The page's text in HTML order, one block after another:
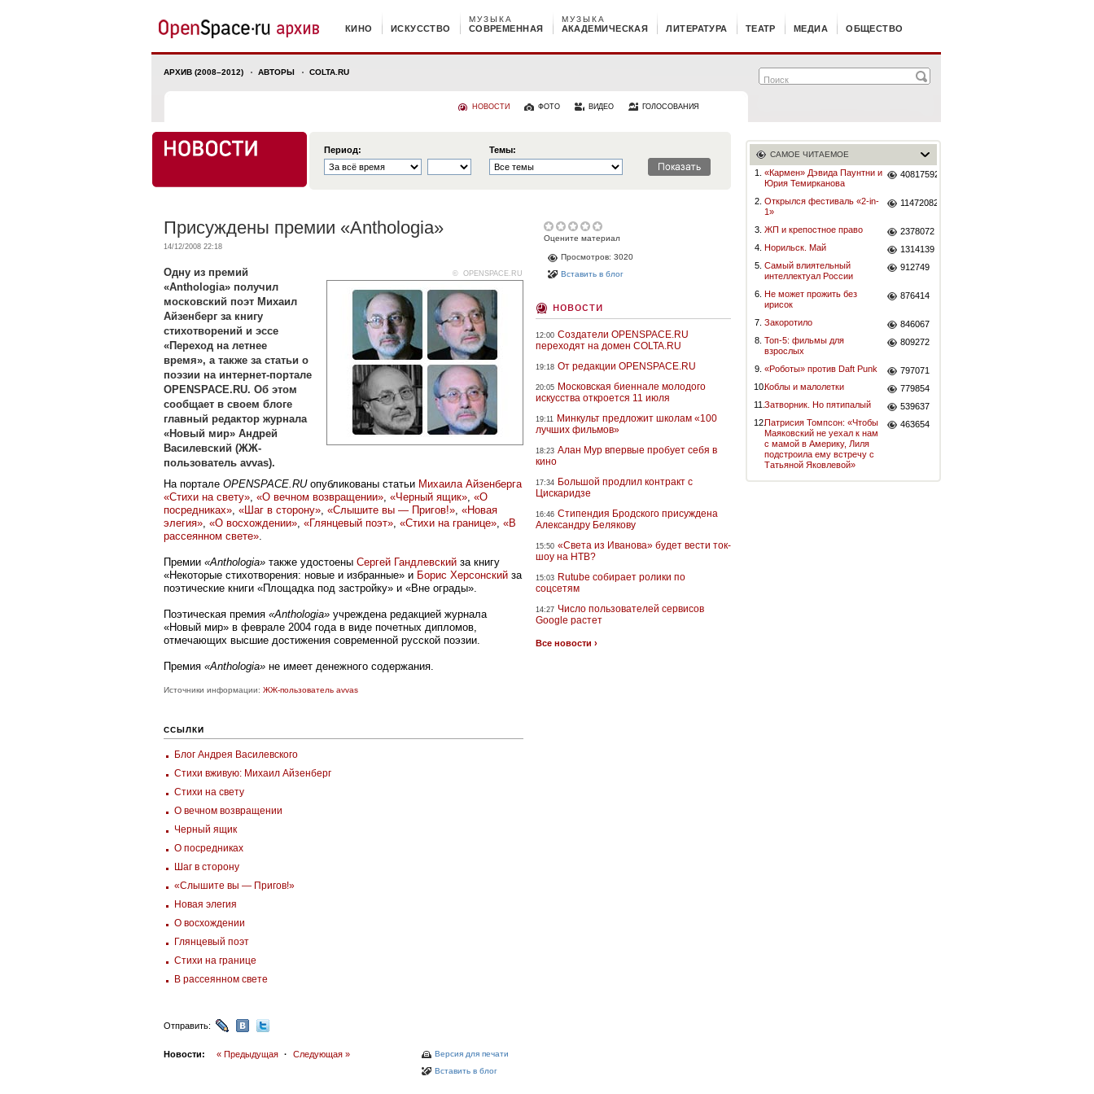
КИНО ИСКУССТВО СОВРЕМЕННАЯ
МУЗЫКА
АКАДЕМИЧЕСКАЯ
МУЗЫКА
ЛИТЕРАТУРА ТЕАТР МЕДИА ОБЩЕСТВО
АРХИВ (2008–2012) АВТОРЫ COLTA.RU
НОВОСТИ ФОТО ВИДЕО ГОЛОСОВАНИЯ
Период: Темы:
Присуждены премии «Anthologia»
14/12/2008 22:18
© OPENSPACE.RU
Одну из премий
«Anthologia» получил
московский поэт Михаил
Айзенберг за книгу
стихотворений и эссе
«Переход на летнее
время», а также за статьи о
поэзии на интернет-портале
OPENSPACE.RU. Об этом
сообщает в своем блоге
главный редактор журнала
«Новый мир» Андрей
Василевский (ЖЖ-
пользователь avvas).
На портале OPENSPACE.RUопубликованы статьи Михаила Айзенберга
«Стихи на свету», «О вечном возвращении», «Черный ящик», «О
посредниках», «Шаг в сторону», «Слышите вы — Пригов!», «Новая
элегия», «О восхождении», «Глянцевый поэт», «Стихи на границе», «В
рассеянном свете».
Премии «Anthologia» также удостоены Сергей Гандлевский за книгу
«Некоторые стихотворения: новые и избранные» и Борис Херсонский за
поэтические книги «Площадка под застройку» и «Вне ограды».
Поэтическая премия «Anthologia» учреждена редакцией журнала
«Новый мир» в феврале 2004 года в виде почетных дипломов,
отмечающих высшие достижения современной русской поэзии.
Премия «Anthologia» не имеет денежного содержания.
Источники информации: ЖЖ-пользователь avvas
ССЫЛКИ
Блог Андрея Василевского
Стихи вживую: Михаил Айзенберг
Стихи на свету
О вечном возвращении
Черный ящик
О посредниках
Шаг в сторону
«Слышите вы — Пригов!»
Новая элегия
О восхождении
Глянцевый поэт
Стихи на границе
В рассеянном свете
Отправить:
Версия для печати
Вставить в блог
Новости: « Предыдущая · Следующая »
Оцените материал
Просмотров: 3020
Вставить в блог
новости
12:00 Создатели OPENSPACE.RU
переходят на домен COLTA.RU
19:18 От редакции OPENSPACE.RU
20:05 Московская биеннале молодого
искусства откроется 11 июля
19:11 Минкульт предложит школам «100
лучших фильмов»
18:23 Алан Мур впервые пробует себя в
кино
17:34 Большой продлил контракт с
Цискаридзе
16:46 Стипендия Бродского присуждена
Александру Белякову
15:50 «Света из Иванова» будет вести ток-
шоу на НТВ?
15:03 Rutube собирает ролики по
соцсетям
14:27 Число пользователей сервисов
Google растет
Все новости ›
САМОЕ ЧИТАЕМОЕ
1.
«Кармен» Дэвида Паунтни и
Юрия Темирканова
40817592
2. Открылся фестиваль «2-in-
1»
11472082
3. ЖП и крепостное право
2378072
4. Норильск. Май
1314139
5. Самый влиятельный
интеллектуал России
912749
6. Не может прожить без
ирисок
876414
7. Закоротило
846067
8. Топ-5: фильмы для
взрослых
809272
9. «Роботы» против Daft Punk
797071
10.Коблы и малолетки
779854
11.Затворник. Но пятипалый
539637
12.Патрисия Томпсон: «Чтобы
Маяковский не уехал к нам
с мамой в Америку, Лиля
подстроила ему встречу с
Татьяной Яковлевой»
463654